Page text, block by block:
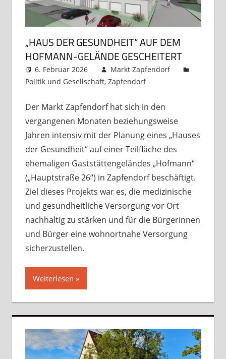
„HAUS DER GESUNDHEIT“ AUF DEM
HOFMANN-GELÄNDE GESCHEITERT
6. Februar 2026
Markt Zapfendorf
Politik und Gesellschaft, Zapfendorf
Der Markt Zapfendorf hat sich in den
vergangenen Monaten beziehungsweise
Jahren intensiv mit der Planung eines „Hauses
der Gesundheit“ auf einer Teilfläche des
ehemaligen Gaststättengeländes „Hofmann“
(„Hauptstraße 26“) in Zapfendorf beschäftigt.
Ziel dieses Projekts war es, die medizinische
und gesundheitliche Versorgung vor Ort
nachhaltig zu stärken und für die Bürgerinnen
und Bürger eine wohnortnahe Versorgung
sicherzustellen.
Weiterlesen